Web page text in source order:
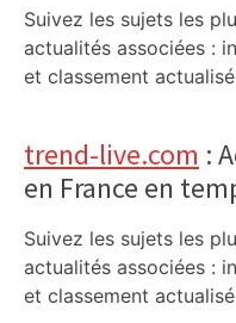
Suivez les sujets les
actualités associées :
et classement
trend-live.com :
en France en
Suivez les sujets les
actualités associées :
et classement